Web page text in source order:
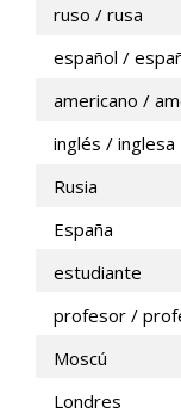
ruso / rusa
español /
americano /
inglés / inglesa
Rusia
España
estudiante
profesor /
Moscú
Londres